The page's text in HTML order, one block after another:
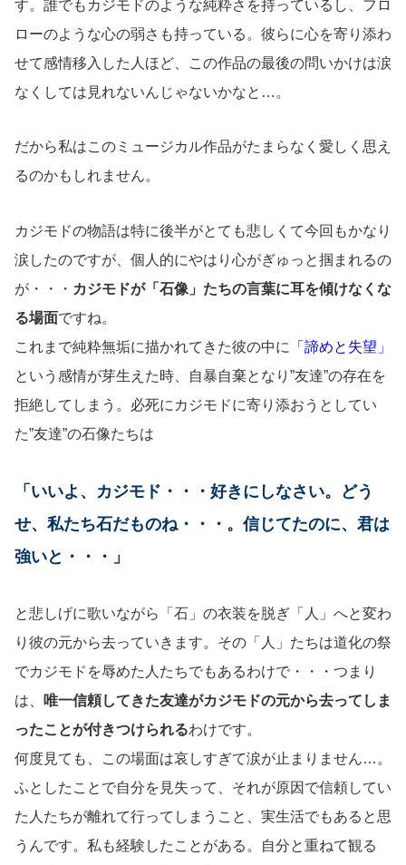
す。誰でもカジモドのような純粋さを持っているし、フロ
ローのような心の弱さも持っている。彼らに心を寄り添わ
せて感情移入した人ほど、この作品の最後の問いかけは涙
なくしては見れないんじゃないかなと…。
だから私はこのミュージカル作品がたまらなく愛しく思え
るのかもしれません。
カジモドの物語は特に後半がとても悲しくて今回もかなり
涙したのですが、個人的にやはり心がぎゅっと掴まれるの
が・・・ カジモドが「石像」たちの言葉に耳を傾けなくな
る場面ですね。
これまで純粋無垢に描かれてきた彼の中に
「諦めと失望」
という感情が芽生えた時、自暴自棄となり”友達”の存在を
拒絶してしまう。必死にカジモドに寄り添おうとしてい
た”友達”の石像たちは
「いいよ、カジモド・・・好きにしなさい。どう
せ、私たち石だものね・・・。信じてたのに、君は
強いと・・・」
と悲しげに歌いながら「石」の衣装を脱ぎ「人」へと変わ
り彼の元から去っていきます。その「人」たちは道化の祭
でカジモドを辱めた人たちでもあるわけで・・・つまり
は、
唯一信頼してきた友達がカジモドの元から去ってしま
ったことが付きつけられるわけです。
何度見ても、この場面は哀しすぎて涙が止まりません…。
ふとしたことで自分を見失って、それが原因で信頼してい
た人たちが離れて行ってしまうこと、実生活でもあると思
うんです。私も経験したことがある。自分と重ねて観る